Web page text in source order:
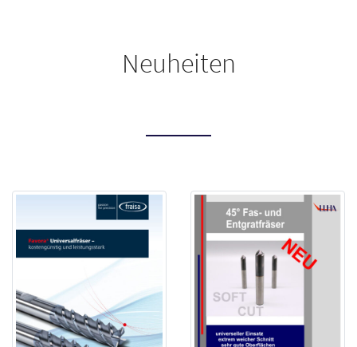
Neuheiten